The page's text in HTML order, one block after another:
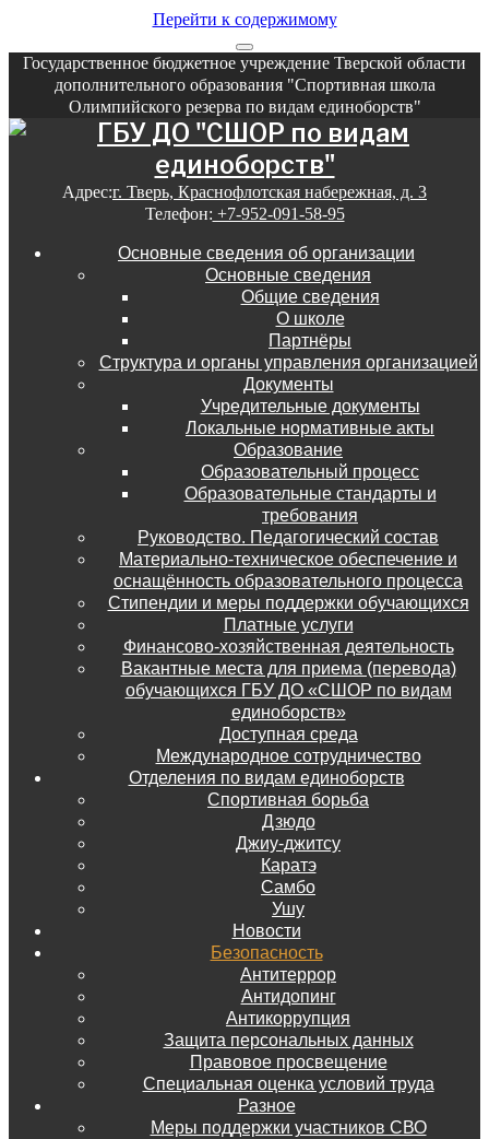
Перейти к содержимому
Государственное бюджетное учреждение Тверской области
дополнительного образования "Спортивная школа
Олимпийского резерва по видам единоборств"
Адрес:г. Тверь, Краснофлотская набережная, д. 3
Телефон: +7-952-091-58-95
Основные сведения об организации
Основные сведения
Общие сведения
О школе
Партнёры
Структура и органы управления организацией
Документы
Учредительные документы
Локальные нормативные акты
Образование
Образовательный процесс
Образовательные стандарты и
требования
Руководство. Педагогический состав
Материально-техническое обеспечение и
оснащённость образовательного процесса
Стипендии и меры поддержки обучающихся
Платные услуги
Финансово-хозяйственная деятельность
Вакантные места для приема (перевода)
обучающихся ГБУ ДО «СШОР по видам
единоборств»
Доступная среда
Международное сотрудничество
Отделения по видам единоборств
Спортивная борьба
Дзюдо
Джиу-джитсу
Каратэ
Самбо
Ушу
Новости
Безопасность
Антитеррор
Антидопинг
Антикоррупция
Защита персональных данных
Правовое просвещение
Специальная оценка условий труда
Разное
Меры поддержки участников СВО